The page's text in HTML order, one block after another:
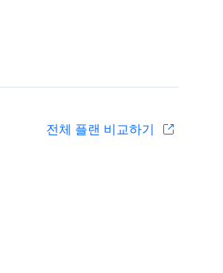
전체 플랜 비교하기